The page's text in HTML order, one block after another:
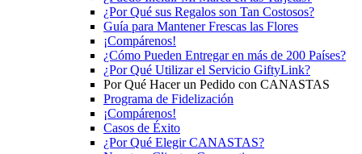
¿Por Qué sus Regalos son Tan Costosos?
Guía para Mantener Frescas las Flores
¡Compárenos!
¿Cómo Pueden Entregar en más de 200 Países?
¿Por Qué Utilizar el Servicio GiftyLink?
Por Qué Hacer un Pedido con CANASTAS
Programa de Fidelización
¡Compárenos!
Casos de Éxito
¿Por Qué Elegir CANASTAS?